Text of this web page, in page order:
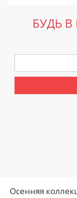
БУДЬ
Осенняя